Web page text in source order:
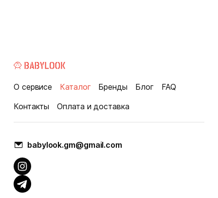
О сервисе Каталог Бренды Блог
FAQ
Контакты
Оплата и доставка
babylook.gm@gmail.com